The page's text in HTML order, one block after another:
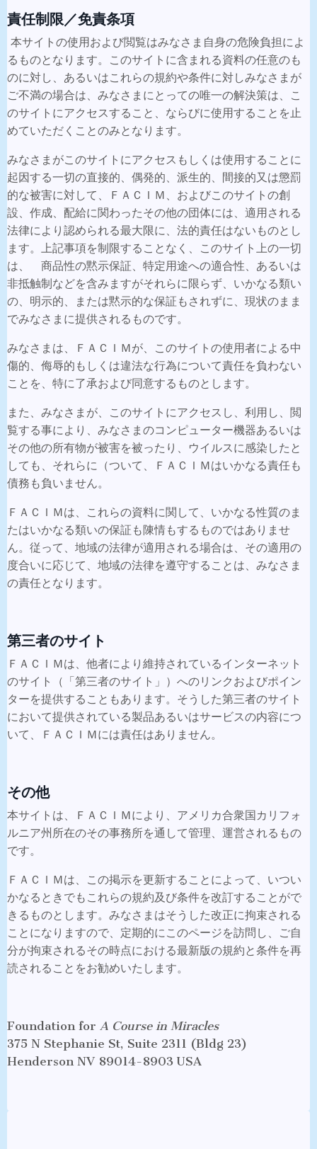
責任制限／免責条項
本サイトの使用および閲覧はみなさま自身の危険負担によ
るものとなります。このサイトに含まれる資料の任意のも
のに対し、あるいはこれらの規約や条件に対しみなさまが
ご不満の場合は、みなさまにとっての唯一の解決策は、こ
のサイトにアクセスすること、ならびに使用することを止
めていただくことのみとなります。
みなさまがこのサイトにアクセスもしくは使用することに
起因する一切の直接的、偶発的、派生的、間接的又は懲罰
的な被害に対して、ＦＡＣＩＭ、およびこのサイトの創
設、作成、配給に関わったその他の団体には、適用される
法律により認められる最大限に、法的責任はないものとし
ます。上記事項を制限することなく、このサイト上の一切
は、 商品性の黙示保証、特定用途への適合性、あるいは
非抵触制などを含みますがそれらに限らず、いかなる類い
の、明示的、または黙示的な保証もされずに、現状のまま
でみなさまに提供されるものです。
みなさまは、ＦＡＣＩＭが、このサイトの使用者による中
傷的、侮辱的もしくは違法な行為について責任を負わない
ことを、特に了承および同意するものとします。
また、みなさまが、このサイトにアクセスし、利用し、閲
覧する事により、みなさまのコンピューター機器あるいは
その他の所有物が被害を被ったり、ウイルスに感染したと
しても、それらに（ついて、ＦＡＣＩＭはいかなる責任も
債務も負いません。
ＦＡＣＩＭは、これらの資料に関して、いかなる性質のま
たはいかなる類いの保証も陳情もするものではありませ
ん。従って、地域の法律が適用される場合は、その適用の
度合いに応じて、地域の法律を遵守することは、みなさま
の責任となります。
第三者のサイト
ＦＡＣＩＭは、他者により維持されているインターネット
のサイト（「第三者のサイト」）へのリンクおよびポイン
ターを提供することもあります。そうした第三者のサイト
において提供されている製品あるいはサービスの内容につ
いて、ＦＡＣＩＭには責任はありません。
その他
本サイトは、ＦＡＣＩＭにより、アメリカ合衆国カリフォ
ルニア州所在のその事務所を通して管理、運営されるもの
です。
ＦＡＣＩＭは、この掲示を更新することによって、いつい
かなるときでもこれらの規約及び条件を改訂することがで
きるものとします。みなさまはそうした改正に拘束される
ことになりますので、定期的にこのページを訪問し、ご自
分が拘束されるその時点における最新版の規約と条件を再
読されることをお勧めいたします。
Foundation for A Course in Miracles
375 N Stephanie St, Suite 2311 (Bldg 23)
Henderson NV 89014-8903 USA